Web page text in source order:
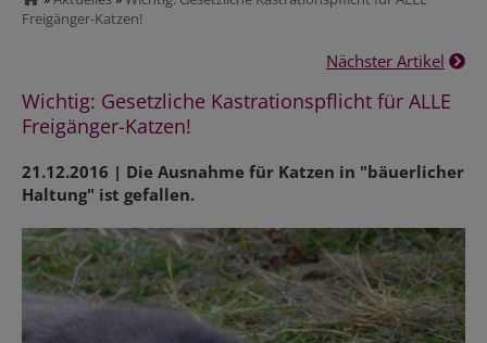
Freigänger-Katzen!
Nächster Artikel
Wichtig: Gesetzliche Kastrationspflicht für ALLE
Freigänger-Katzen!
21.12.2016 | Die Ausnahme für Katzen in "bäuerlicher
Haltung" ist gefallen.